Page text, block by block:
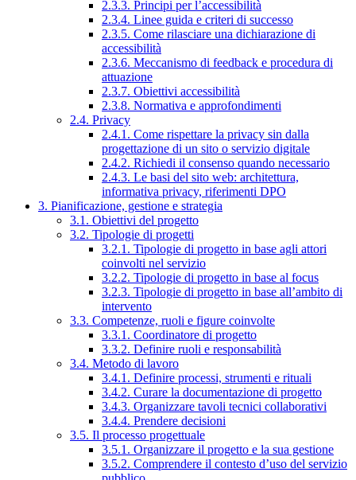
2.3.3. Principi per l’accessibilità
2.3.4. Linee guida e criteri di successo
2.3.5. Come rilasciare una dichiarazione di
accessibilità
2.3.6. Meccanismo di feedback e procedura di
attuazione
2.3.7. Obiettivi accessibilità
2.3.8. Normativa e approfondimenti
2.4. Privacy
2.4.1. Come rispettare la privacy sin dalla
progettazione di un sito o servizio digitale
2.4.2. Richiedi il consenso quando necessario
2.4.3. Le basi del sito web: architettura,
informativa privacy, riferimenti DPO
3. Pianificazione, gestione e strategia
3.1. Obiettivi del progetto
3.2. Tipologie di progetti
3.2.1. Tipologie di progetto in base agli attori
coinvolti nel servizio
3.2.2. Tipologie di progetto in base al focus
3.2.3. Tipologie di progetto in base all’ambito di
intervento
3.3. Competenze, ruoli e figure coinvolte
3.3.1. Coordinatore di progetto
3.3.2. Definire ruoli e responsabilità
3.4. Metodo di lavoro
3.4.1. Definire processi, strumenti e rituali
3.4.2. Curare la documentazione di progetto
3.4.3. Organizzare tavoli tecnici collaborativi
3.4.4. Prendere decisioni
3.5. Il processo progettuale
3.5.1. Organizzare il progetto e la sua gestione
3.5.2. Comprendere il contesto d’uso del servizio